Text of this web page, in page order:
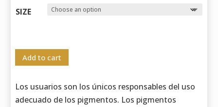
SIZE
Add to cart
Los usuarios son los únicos responsables del uso
adecuado de los pigmentos. Los pigmentos